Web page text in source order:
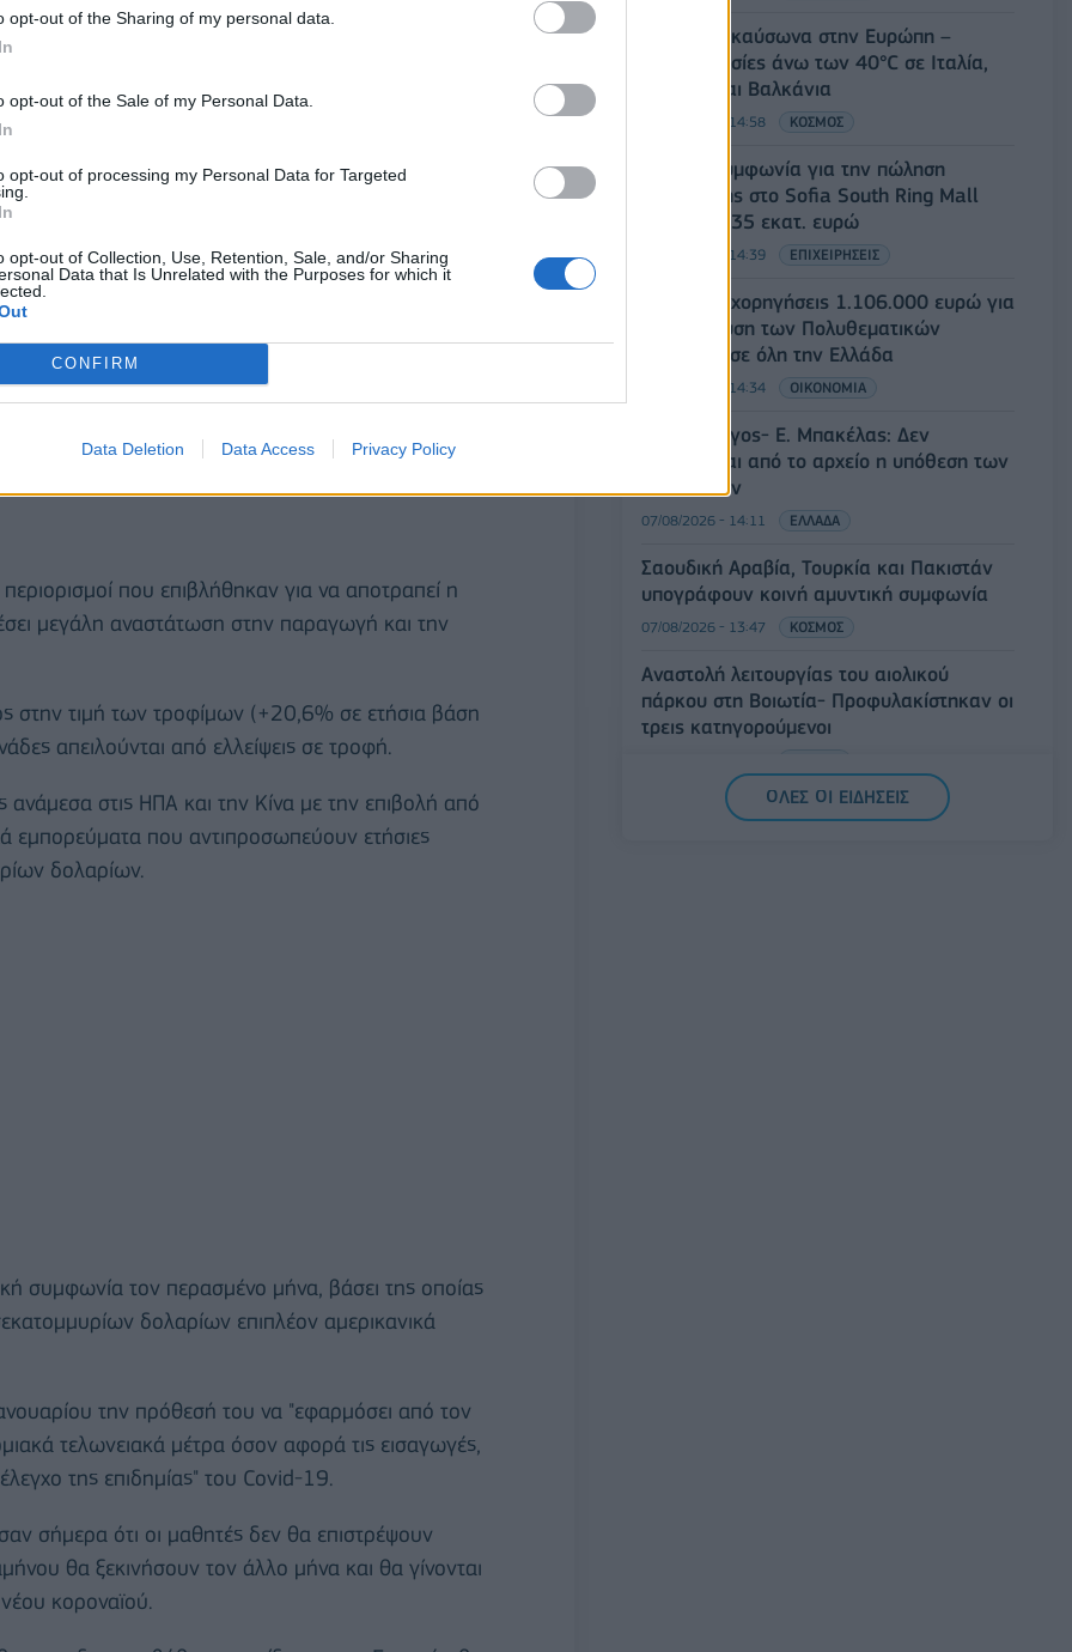
opt-out of the Sharing of my personal data.
opt-out of the Sale of my Personal Data.
opt-out of processing my Personal Data for Targeted
opt-out of Collection, Use, Retention, Sale, and/or Sharing
Data that Is Unrelated with the Purposes for which it
CONFIRM
Data Deletion Data Access Privacy Policy
Επιτροπής, στην οποία δεν γίνεται αναφορά
τα νοσοκομεία της χώρας, στην οποία η επιδημία
από 72.000 ανθρώπους και έχει προκαλέσει
ελλείψεις σε ιατρικές προμήθειες.
που επιβλήθηκαν για να αποτραπεί η
μεγάλη αναστάτωση στην παραγωγή και την
στην τιμή των τροφίμων (+20,6% σε ετήσια βάση
απειλούνται από ελλείψεις σε τροφή.
στις ΗΠΑ και την Κίνα με την επιβολή από
που αντιπροσωπεύουν ετήσιες
δολαρίων.
συμφωνία τον περασμένο μήνα, βάσει της οποίας
δολαρίων επιπλέον αμερικανικά
την πρόθεσή του να "εφαρμόσει από τον
τελωνειακά μέτρα όσον αφορά τις εισαγωγές,
της επιδημίας" του Covid-19.
σήμερα ότι οι μαθητές δεν θα επιστρέψουν
θα ξεκινήσουν τον άλλο μήνα και θα γίνονται
κοροναϊού.
Νέο κύμα καύσωνα στην Ευρώπη –
Θερμοκρασίες άνω των 40°C σε Ιταλία,
Ισπανία και Βαλκάνια
07/08/2026 - 14:58 ΚΟΣΜΟΣ
Fourlis: Συμφωνία για την πώληση
συμμετοχής στο Sofia South Ring Mall
έναντι 49,35 εκατ. ευρώ
07/08/2026 - 14:39 ΕΠΙΧΕΙΡΗΣΕΙΣ
ΥΠΠΟ: Επιχορηγήσεις 1.106.000 ευρώ για
την ενίσχυση των Πολυθεματικών
Φεστιβάλ σε όλη την Ελλάδα
07/08/2026 - 14:34 ΟΙΚΟΝΟΜΙΑ
Άρειος Πάγος- Ε. Μπακέλας: Δεν
ανασύρεται από το αρχείο η υπόθεση των
υποκλοπών
07/08/2026 - 14:11 ΕΛΛΑΔΑ
Σαουδική Αραβία, Τουρκία και Πακιστάν
υπογράφουν κοινή αμυντική συμφωνία
07/08/2026 - 13:47 ΚΟΣΜΟΣ
Αναστολή λειτουργίας του αιολικού
πάρκου στη Βοιωτία- Προφυλακίστηκαν οι
τρεις κατηγορούμενοι
Χρηματιστήριο: Στις 2.618,95 μονάδες ο
ΟΛΕΣ ΟΙ ΕΙΔΗΣΕΙΣ